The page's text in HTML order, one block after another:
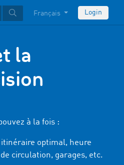
Français Login
la
à la fois :
optimal, heure
circulation, garages, etc.